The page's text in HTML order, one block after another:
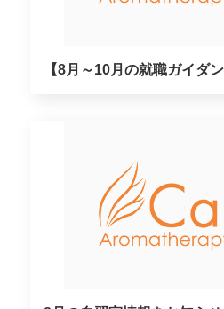
【8月～10月の就職ガイダン